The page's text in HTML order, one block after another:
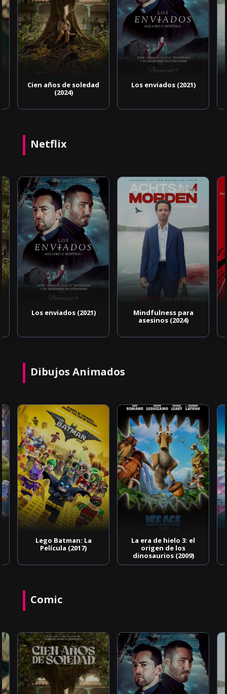
Cien años de soledad
(2024)
Los enviados (2021)
Netflix
Los enviados (2021)
Mindfulness para
asesinos (2024)
Dibujos Animados
Lego Batman: La
Película (2017)
La era de hielo 3: el
origen de los
dinosaurios (2009)
Comic